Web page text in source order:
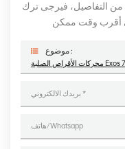
من التفاصيل، فيرجى ترك
موضوع :